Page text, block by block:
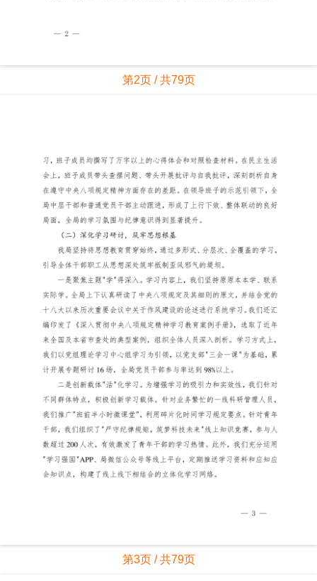
第2页 / 共79页
第3页 / 共79页